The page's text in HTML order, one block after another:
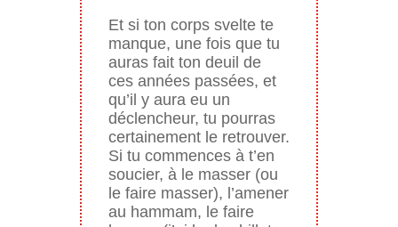
Et si ton corps svelte te
manque, une fois que tu
auras fait ton deuil de
ces années passées, et
qu’il y aura eu un
déclencheur, tu pourras
certainement le retrouver.
Si tu commences à t’en
soucier, à le masser (ou
le faire masser), l’amener
au hammam, le faire